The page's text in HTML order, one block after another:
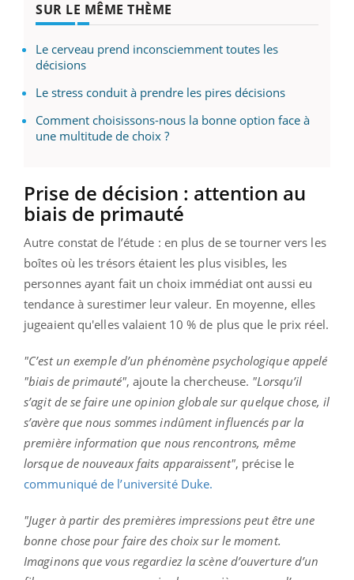
SUR LE MÊME THÈME
Le cerveau prend inconsciemment toutes les
décisions
Le stress conduit à prendre les pires décisions
Comment choisissons-nous la bonne option face à
une multitude de choix ?
Prise de décision : attention au
biais de primauté
Autre constat de l’étude : en plus de se tourner vers les
boîtes où les trésors étaient les plus visibles, les
personnes ayant fait un choix immédiat ont aussi eu
tendance à surestimer leur valeur. En moyenne, elles
jugeaient qu'elles valaient 10 % de plus que le prix réel.
"C’est un exemple d’un phénomène psychologique appelé
"biais de primauté", ajoute la chercheuse. "Lorsqu’il
s’agit de se faire une opinion globale sur quelque chose, il
s’avère que nous sommes indûment influencés par la
première information que nous rencontrons, même
lorsque de nouveaux faits apparaissent", précise le
communiqué de l’université Duke.
"Juger à partir des premières impressions peut être une
bonne chose pour faire des choix sur le moment.
Imaginons que vous regardiez la scène d’ouverture d’un